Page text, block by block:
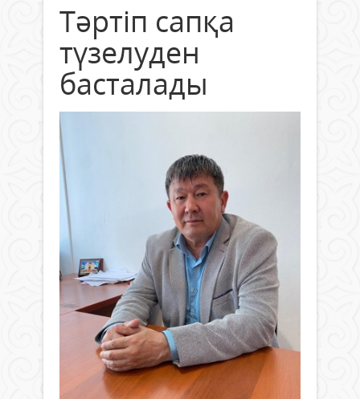
Тәртіп сапқа
түзелуден
басталады